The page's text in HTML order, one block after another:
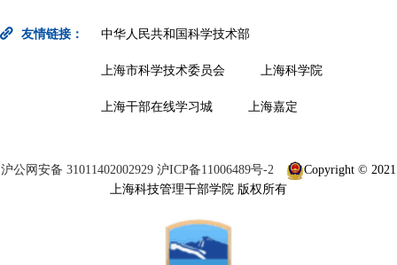
友情链接： 中华人民共和国科学技术部
上海市科学技术委员会 上海科学院
上海干部在线学习城 上海嘉定
沪公网安备 31011402002929 沪ICP备11006489号-2
Copyright © 2021
上海科技管理干部学院 版权所有